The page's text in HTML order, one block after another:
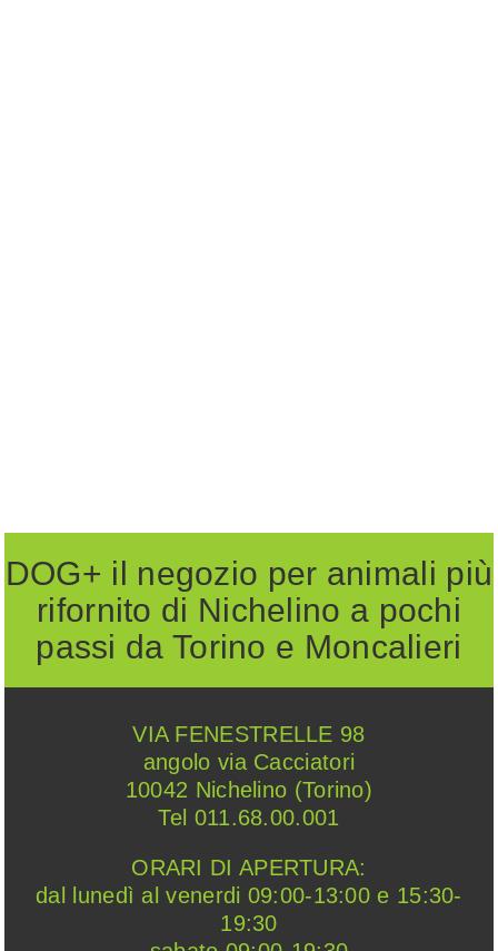
DOG+ il negozio per animali più
rifornito di Nichelino a pochi
passi da Torino e Moncalieri
VIA FENESTRELLE 98
angolo via Cacciatori
10042 Nichelino (Torino)
Tel 011.68.00.001
ORARI DI APERTURA:
dal lunedì al venerdi 09:00-13:00 e 15:30-
19:30